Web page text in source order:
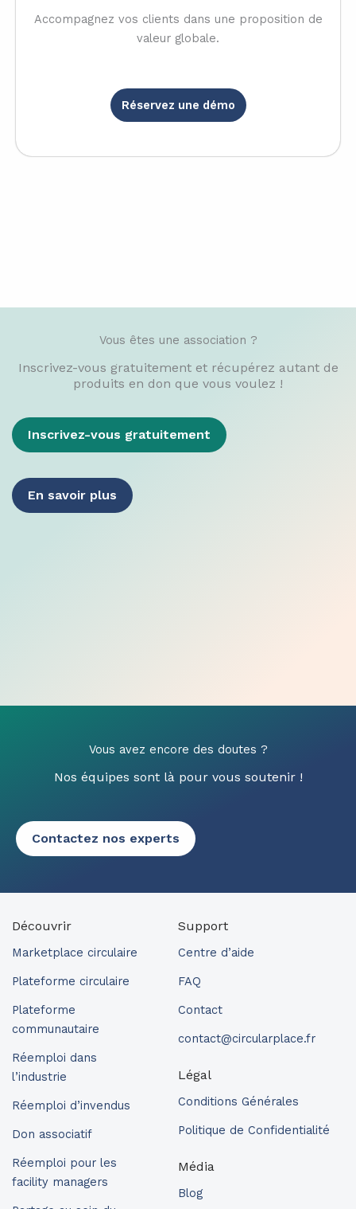
Accompagnez vos clients dans une proposition de
valeur globale.
Réservez une démo
Vous êtes une association ?​
Inscrivez-vous gratuitement et récupérez autant de
produits en don que vous voulez !
Inscrivez-vous gratuitement
En savoir plus
Vous avez encore des doutes ?
Nos équipes sont là pour vous soutenir !
Contactez nos experts
Découvrir
Marketplace circulaire
Plateforme circulaire
Plateforme
communautaire
Réemploi dans
l’industrie
Réemploi d’invendus
Don associatif
Réemploi pour les
facility managers
Support
Centre d’aide
FAQ
Contact
contact@circularplace.fr
Légal
Conditions Générales
Politique de Confidentialité
Média
Blog